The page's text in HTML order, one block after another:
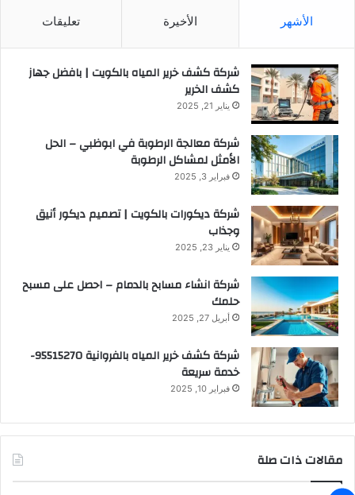
الأشهر الأخيرة تعليقات
شركة كشف خرير المياه بالكويت | بافضل جهاز
كشف الخرير
يناير 21, 2025
شركة معالجة الرطوبة في ابوظبي – الحل
الأمثل لمشاكل الرطوبة
فبراير 3, 2025
شركة ديكورات بالكويت | تصميم ديكور أنيق
وجذاب
يناير 23, 2025
شركة انشاء مسابح بالدمام – احصل على مسبح
حلمك
أبريل 27, 2025
شركة كشف خرير المياه بالفروانية 95515270-
خدمة سريعة
فبراير 10, 2025
مقالات ذات صلة